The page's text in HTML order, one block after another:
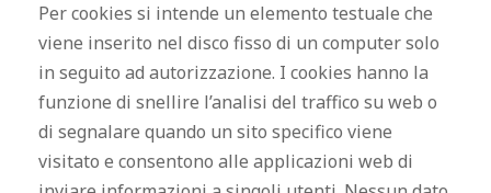
Per cookies si intende un elemento testuale che
viene inserito nel disco fisso di un computer solo
in seguito ad autorizzazione. I cookies hanno la
funzione di snellire l’analisi del traffico su web o
di segnalare quando un sito specifico viene
visitato e consentono alle applicazioni web di